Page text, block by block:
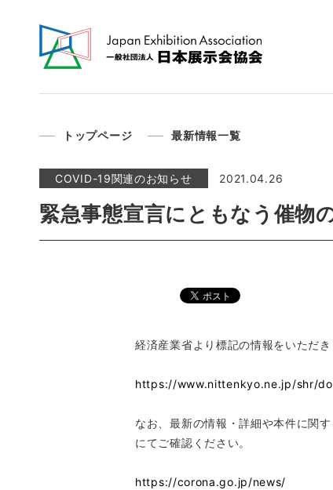
トップページ 最新情報一覧
COVID-19関連のお知らせ 2021.04.26
緊急事態宣言にともなう催物
経済産業省より標記の情報をいただ
https://www.nittenkyo.ne.jp/shr/
なお、最新の情報・詳細や本件に関
にてご確認ください。
https://corona.go.jp/news/